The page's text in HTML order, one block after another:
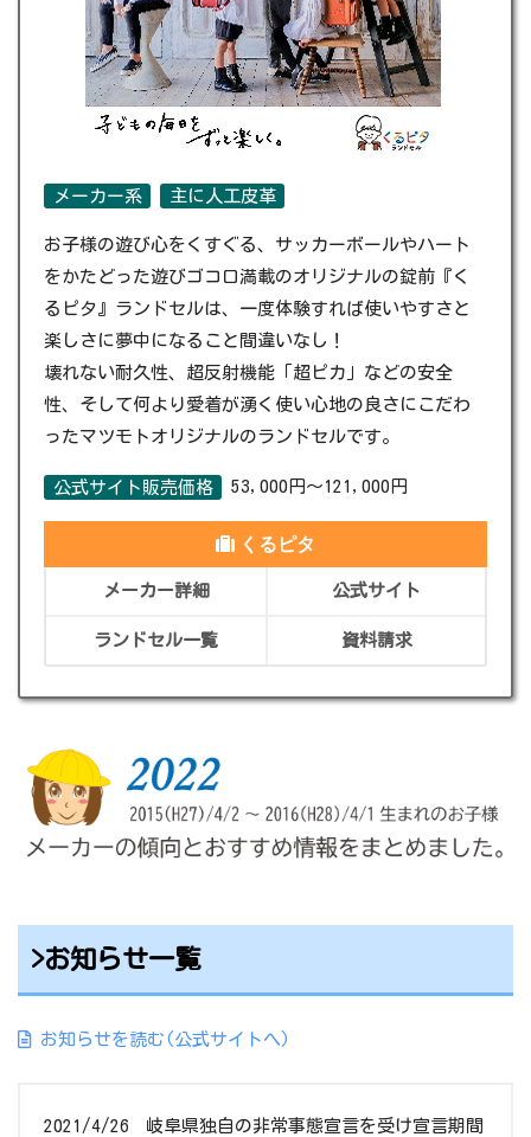
メーカー系 主に人工皮革
お子様の遊び心をくすぐる、サッカーボールやハート
をかたどった遊びゴコロ満載のオリジナルの錠前『く
るピタ』ランドセルは、一度体験すれば使いやすさと
楽しさに夢中になること間違いなし！
壊れない耐久性、超反射機能「超ピカ」などの安全
性、そして何より愛着が湧く使い心地の良さにこだわ
ったマツモトオリジナルのランドセルです。
公式サイト販売価格 53,000円～121,000円
くるピタ
メーカー詳細 公式サイト
ランドセル一覧 資料請求
>お知らせ一覧
お知らせを読む(公式サイトへ)
2021/4/26
岐阜県独自の非常事態宣言を受け宣言期間